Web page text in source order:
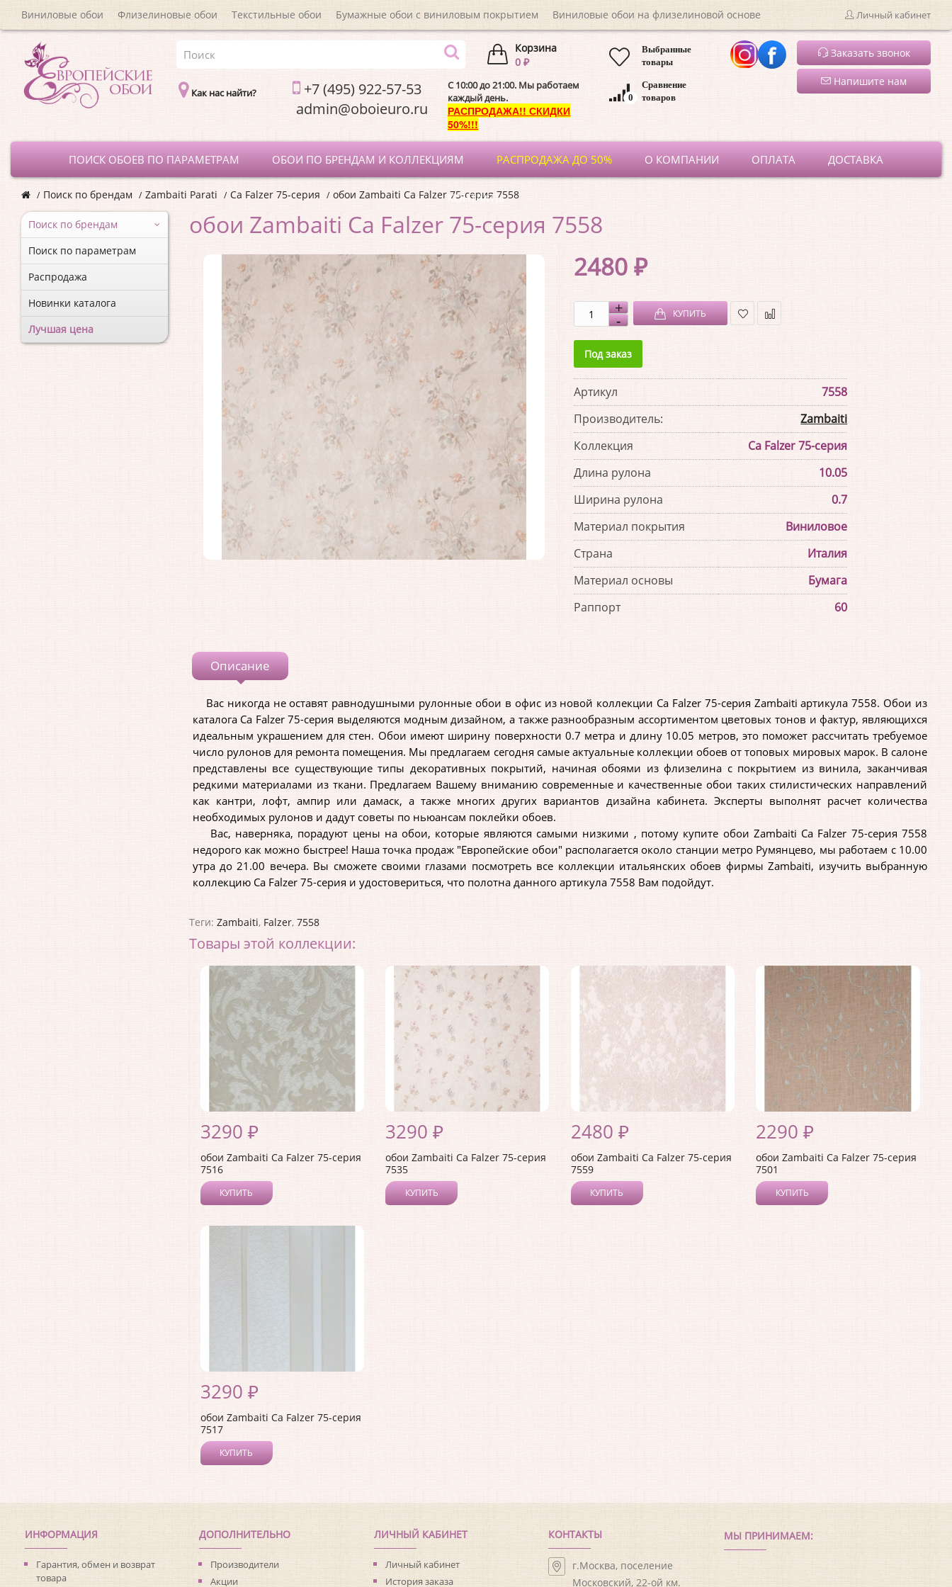
Виниловые обои Флизелиновые обои Текстильные обои Бумажные обои с виниловым покрытием Виниловые обои на флизелиновой основе Личный кабинет
Корзина
0 ₽
Как нас найти?
+7 (495) 922-57-53
admin@oboieuro.ru
C 10:00 до 21:00. Мы работаем
каждый день.
РАСПРОДАЖА!! СКИДКИ
50%!!!
Выбранные
товары
Сравнение
товаров
0
Заказать звонок
Напишите нам
ПОИСК ОБОЕВ ПО ПАРАМЕТРАМ ОБОИ ПО БРЕНДАМ И КОЛЛЕКЦИЯМ РАСПРОДАЖА ДО 50% О КОМПАНИИ ОПЛАТА ДОСТАВКА
КОНТАКТЫ
Поиск по брендам Zambaiti Parati Ca Falzer 75-серия обои Zambaiti Ca Falzer 75-серия 7558
Поиск по брендам
Поиск по параметрам
Распродажа
Новинки каталога
Лучшая цена
обои Zambaiti Ca Falzer 75-серия 7558
2480 ₽
КУПИТЬ
Под заказ
Артикул
7558
Производитель:
Zambaiti
Коллекция
Ca Falzer 75-серия
Длина рулона
10.05
Ширина рулона
0.7
Материал покрытия
Виниловое
Страна
Италия
Материал основы
Бумага
Раппорт
60
Описание
Вас никогда не оставят равнодушными рулонные обои в офис из новой коллекции Ca Falzer 75-серия Zambaiti артикула 7558. Обои из
каталога Ca Falzer 75-серия выделяются модным дизайном, а также разнообразным ассортиментом цветовых тонов и фактур, являющихся
идеальным украшением для стен. Обои имеют ширину поверхности 0.7 метра и длину 10.05 метров, это поможет рассчитать требуемое
число рулонов для ремонта помещения. Мы предлагаем сегодня самые актуальные коллекции обоев от топовых мировых марок. В салоне
представлены все существующие типы декоративных покрытий, начиная обоями из флизелина с покрытием из винила, заканчивая
редкими материалами из ткани. Предлагаем Вашему вниманию современные и качественные обои таких стилистических направлений
как кантри, лофт, ампир или дамаск, а также многих других вариантов дизайна кабинета. Эксперты выполнят расчет количества
необходимых рулонов и дадут советы по ньюансам поклейки обоев.
Вас, наверняка, порадуют цены на обои, которые являются самыми низкими , потому купите обои Zambaiti Ca Falzer 75-серия 7558
недорого как можно быстрее! Наша точка продаж "Европейские обои" располагается около станции метро Румянцево, мы работаем с 10.00
утра до 21.00 вечера. Вы сможете своими глазами посмотреть все коллекции итальянских обоев фирмы Zambaiti, изучить выбранную
коллекцию Ca Falzer 75-серия и удостовериться, что полотна данного артикула 7558 Вам подойдут.
Теги: Zambaiti, Falzer, 7558
Товары этой коллекции:
3290 ₽
обои Zambaiti Ca Falzer 75-серия
7516
КУПИТЬ
3290 ₽
обои Zambaiti Ca Falzer 75-серия
7535
КУПИТЬ
2480 ₽
обои Zambaiti Ca Falzer 75-серия
7559
КУПИТЬ
2290 ₽
обои Zambaiti Ca Falzer 75-серия
7501
КУПИТЬ
3290 ₽
обои Zambaiti Ca Falzer 75-серия
7517
КУПИТЬ
ИНФОРМАЦИЯ
Гарантия, обмен и возврат
товара
ДОПОЛНИТЕЛЬНО
Производители
Акции
ЛИЧНЫЙ КАБИНЕТ
Личный кабинет
История заказа
КОНТАКТЫ
г.Москва, поселение
Московский, 22-ой км.
МЫ ПРИНИМАЕМ: